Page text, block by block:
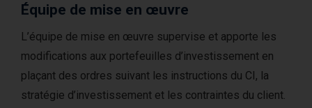
Équipe de mise en œuvre
L’équipe de mise en œuvre supervise et apporte les
modifications aux portefeuilles d’investissement en
plaçant des ordres suivant les instructions du CI, la
stratégie d’investissement et les contraintes du client.